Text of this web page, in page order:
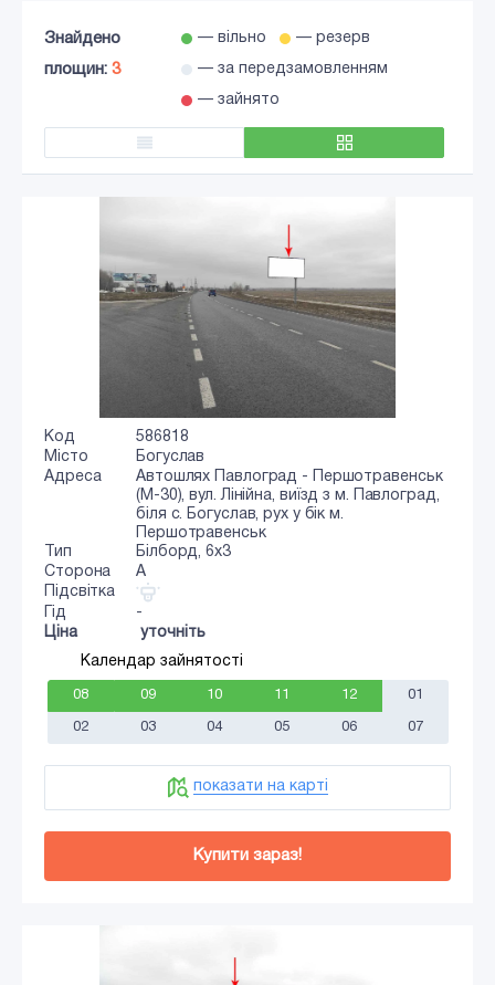
Знайдено
площин: 3
— вільно — резерв
— за передзамовленням
— зайнято
Код
586818
Місто
Богуслав
Адреса
Автошлях Павлоград - Першотравенськ
(М-30), вул. Лінійна, виїзд з м. Павлоград,
біля с. Богуслав, рух у бік м.
Першотравенськ
Тип
Білборд, 6х3
Сторона
A
Підсвітка
Гід
-
Ціна
уточніть
Календар зайнятості
08 09 10 11 12 01
02 03 04 05 06 07
показати на карті
Купити зараз!